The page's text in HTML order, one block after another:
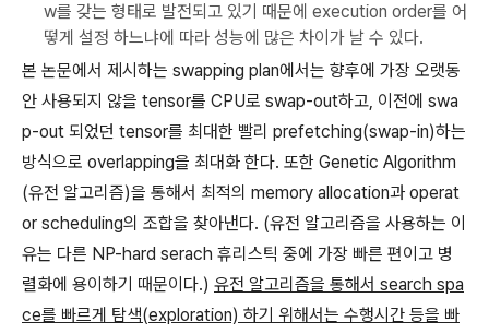
w를 갖는 형태로 발전되고 있기 때문에 execution order를 어
떻게 설정 하느냐에 따라 성능에 많은 차이가 날 수 있다.
본 논문에서 제시하는 swapping plan에서는 향후에 가장 오랫동
안 사용되지 않을 tensor를 CPU로 swap-out하고, 이전에 swa
p-out 되었던 tensor를 최대한 빨리 prefetching(swap-in)하는
방식으로 overlapping을 최대화 한다. 또한 Genetic Algorithm
(유전 알고리즘)을 통해서 최적의 memory allocation과 operat
or scheduling의 조합을 찾아낸다. (유전 알고리즘을 사용하는 이
유는 다른 NP-hard serach 휴리스틱 중에 가장 빠른 편이고 병
렬화에 용이하기 때문이다.) 유전 알고리즘을 통해서 search spa
ce를 빠르게 탐색(exploration) 하기 위해서는 수행시간 등을 빠